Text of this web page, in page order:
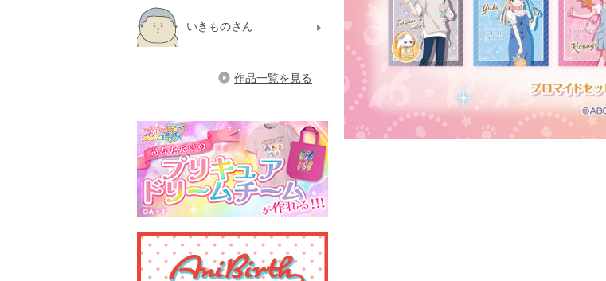
いきものさん
作品一覧を見る